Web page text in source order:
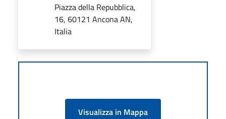
Piazza della Repubblica,
16, 60121 Ancona AN,
Italia
Visualizza in Mappa